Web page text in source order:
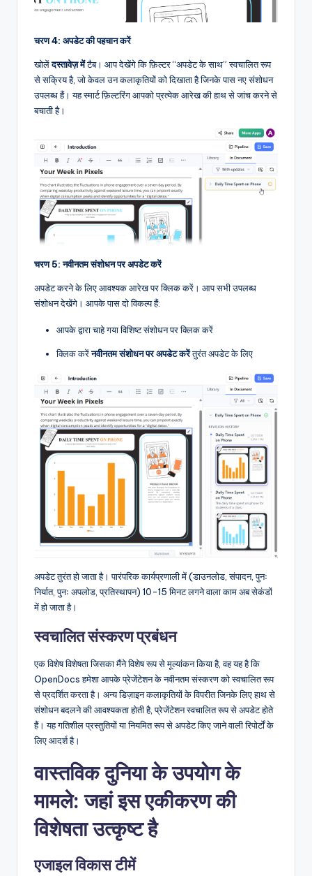
चरण 4: अपडेट की पहचान करें
खोलेंदस्तावेज़ मेंटैब। आप देखेंगे कि फ़िल्टर “अपडेट के साथ” स्वचालित रूप
से सक्रिय है, जो केवल उन कलाकृतियों को दिखाता है जिनके पास नए संशोधन
उपलब्ध हैं। यह स्मार्ट फ़िल्टरिंग आपको प्रत्येक आरेख की हाथ से जांच करने से
बचाती है।
चरण 5: नवीनतम संशोधन पर अपडेट करें
अपडेट करने के लिए आवश्यक आरेख पर क्लिक करें। आप सभी उपलब्ध
संशोधन देखेंगे। आपके पास दो विकल्प हैं:
आपके द्वारा चाहे गया विशिष्ट संशोधन पर क्लिक करें
क्लिक करेंनवीनतम संशोधन पर अपडेट करेंतुरंत अपडेट के लिए
अपडेट तुरंत हो जाता है। पारंपरिक कार्यप्रणाली में (डाउनलोड, संपादन, पुनः
निर्यात, पुनः अपलोड, प्रतिस्थापन) 10-15 मिनट लगने वाला काम अब सेकंडों
में हो जाता है।
स्वचालित संस्करण प्रबंधन
एक विशेष विशेषता जिसका मैंने विशेष रूप से मूल्यांकन किया है, वह यह है कि
OpenDocs हमेशा आपके प्रेजेंटेशन के नवीनतम संस्करण को स्वचालित रूप
से प्रदर्शित करता है। अन्य डिज़ाइन कलाकृतियों के विपरीत जिनके लिए हाथ से
संशोधन बदलने की आवश्यकता होती है, प्रेजेंटेशन स्वचालित रूप से अपडेट होते
हैं। यह गतिशील प्रस्तुतियों या नियमित रूप से अपडेट किए जाने वाली रिपोर्टों के
लिए आदर्श है।
वास्तविक दुनिया के उपयोग के
मामले: जहां इस एकीकरण की
विशेषता उत्कृष्ट है
एजाइल विकास टीमें